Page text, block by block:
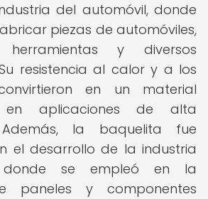
del automóvil, donde
piezas de automóviles,
y diversos
resistencia al calor y a los
en un material
en aplicaciones de alta
la baquelita fue
el desarrollo de la industria
donde se empleó en la
paneles y componentes